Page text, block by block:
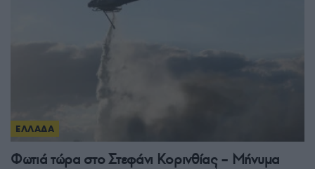
ΕΛΛΑΔΑ
Φωτιά τώρα στο Στεφάνι Κορινθίας – Μήνυμα